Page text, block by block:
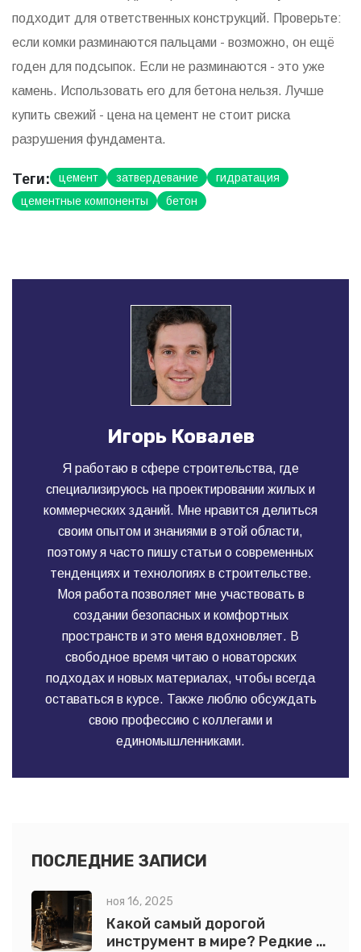
подходит для ответственных конструкций. Проверьте:
если комки разминаются пальцами - возможно, он ещё
годен для подсыпок. Если не разминаются - это уже
камень. Использовать его для бетона нельзя. Лучше
купить свежий - цена на цемент не стоит риска
разрушения фундамента.
Теги: цемент затвердевание
гидратация
цементные компоненты
бетон
Игорь Ковалев
Я работаю в сфере строительства, где
специализируюсь на проектировании жилых и
коммерческих зданий. Мне нравится делиться
своим опытом и знаниями в этой области,
поэтому я часто пишу статьи о современных
тенденциях и технологиях в строительстве.
Моя работа позволяет мне участвовать в
создании безопасных и комфортных
пространств и это меня вдохновляет. В
свободное время читаю о новаторских
подходах и новых материалах, чтобы всегда
оставаться в курсе. Также люблю обсуждать
свою профессию с коллегами и
единомышленниками.
ПОСЛЕДНИЕ ЗАПИСИ
ноя 16, 2025
Какой самый дорогой
инструмент в мире? Редкие и